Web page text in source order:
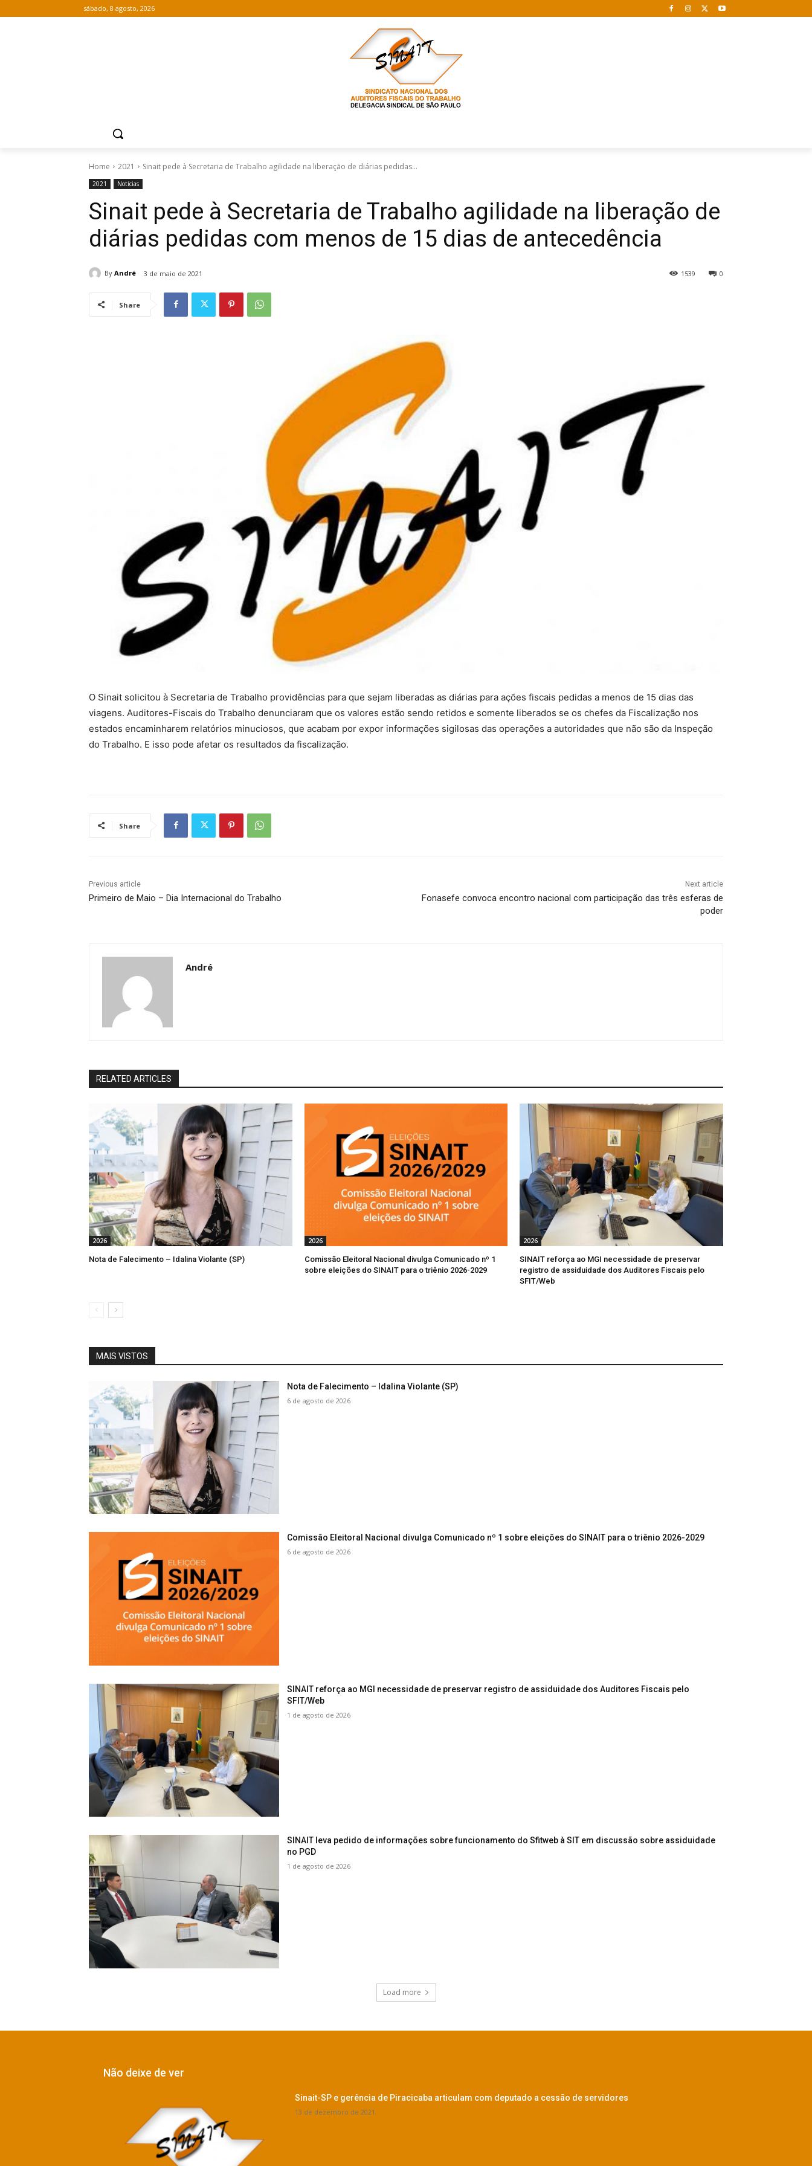
sábado, 8 agosto, 2026
Home 2021 Sinait pede à Secretaria de Trabalho agilidade na liberação de diárias pedidas...
2021 Notícias
Sinait pede à Secretaria de Trabalho agilidade na liberação de
diárias pedidas com menos de 15 dias de antecedência
By André 3 de maio de 2021 0
1539
Share
O Sinait solicitou à Secretaria de Trabalho providências para que sejam liberadas as diárias para ações fiscais pedidas a menos de 15 dias das
viagens. Auditores-Fiscais do Trabalho denunciaram que os valores estão sendo retidos e somente liberados se os chefes da Fiscalização nos
estados encaminharem relatórios minuciosos, que acabam por expor informações sigilosas das operações a autoridades que não são da Inspeção
do Trabalho. E isso pode afetar os resultados da fiscalização.
Share
Previous article
Primeiro de Maio – Dia Internacional do Trabalho
Next article
Fonasefe convoca encontro nacional com participação das três esferas de
poder
André
RELATED ARTICLES
2026
Nota de Falecimento – Idalina Violante (SP)
2026
Comissão Eleitoral Nacional divulga Comunicado nº 1
sobre eleições do SINAIT para o triênio 2026-2029
2026
SINAIT reforça ao MGI necessidade de preservar
registro de assiduidade dos Auditores Fiscais pelo
SFIT/Web
MAIS VISTOS
Nota de Falecimento – Idalina Violante (SP)
6 de agosto de 2026
Comissão Eleitoral Nacional divulga Comunicado nº 1 sobre eleições do SINAIT para o triênio 2026-2029
6 de agosto de 2026
SINAIT reforça ao MGI necessidade de preservar registro de assiduidade dos Auditores Fiscais pelo
SFIT/Web
1 de agosto de 2026
SINAIT leva pedido de informações sobre funcionamento do Sfitweb à SIT em discussão sobre assiduidade
no PGD
1 de agosto de 2026
Load more
Não deixe de ver
Sinait-SP e gerência de Piracicaba articulam com deputado a cessão de servidores
13 de dezembro de 2021